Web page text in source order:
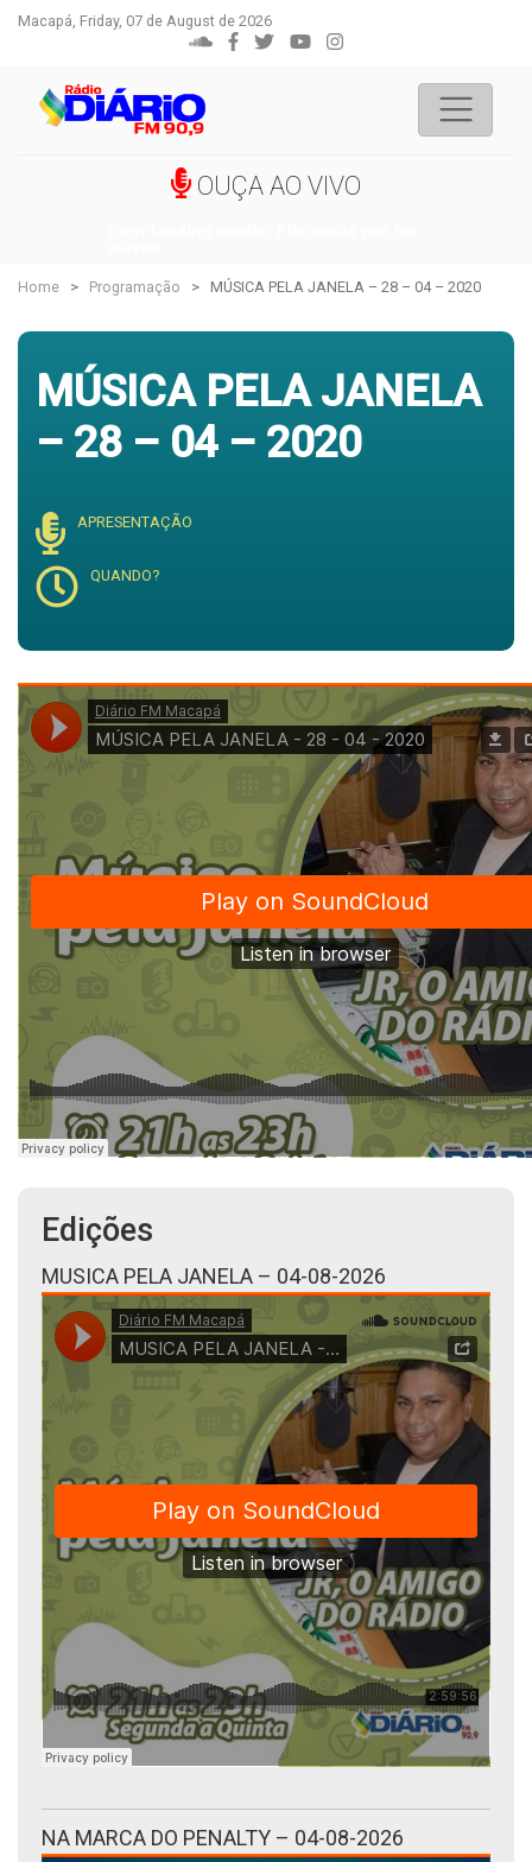
Macapá, Friday, 07 de August de 2026
OUÇA AO VIVO
Home Programação MÚSICA PELA JANELA – 28 – 04 – 2020
MÚSICA PELA JANELA
– 28 – 04 – 2020
APRESENTAÇÃO
QUANDO?
Edições
MUSICA PELA JANELA – 04-08-2026
NA MARCA DO PENALTY – 04-08-2026